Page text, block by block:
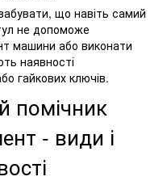
що навіть самий
не допоможе
машини або виконати
наявності
гайкових ключів.
помічник
- види і